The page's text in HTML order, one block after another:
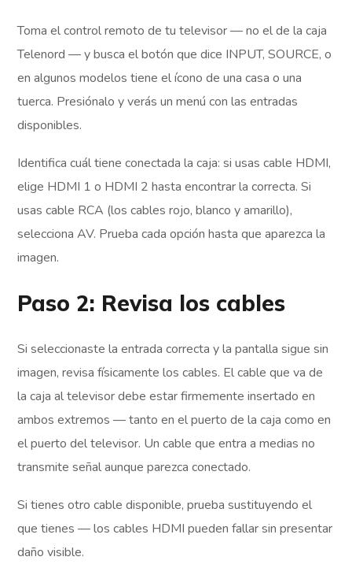
Toma el control remoto de tu televisor — no el de la caja
Telenord — y busca el botón que dice INPUT, SOURCE, o
en algunos modelos tiene el ícono de una casa o una
tuerca. Presiónalo y verás un menú con las entradas
disponibles.
Identifica cuál tiene conectada la caja: si usas cable HDMI,
elige HDMI 1 o HDMI 2 hasta encontrar la correcta. Si
usas cable RCA (los cables rojo, blanco y amarillo),
selecciona AV. Prueba cada opción hasta que aparezca la
imagen.
Paso 2: Revisa los cables
Si seleccionaste la entrada correcta y la pantalla sigue sin
imagen, revisa físicamente los cables. El cable que va de
la caja al televisor debe estar firmemente insertado en
ambos extremos — tanto en el puerto de la caja como en
el puerto del televisor. Un cable que entra a medias no
transmite señal aunque parezca conectado.
Si tienes otro cable disponible, prueba sustituyendo el
que tienes — los cables HDMI pueden fallar sin presentar
daño visible.